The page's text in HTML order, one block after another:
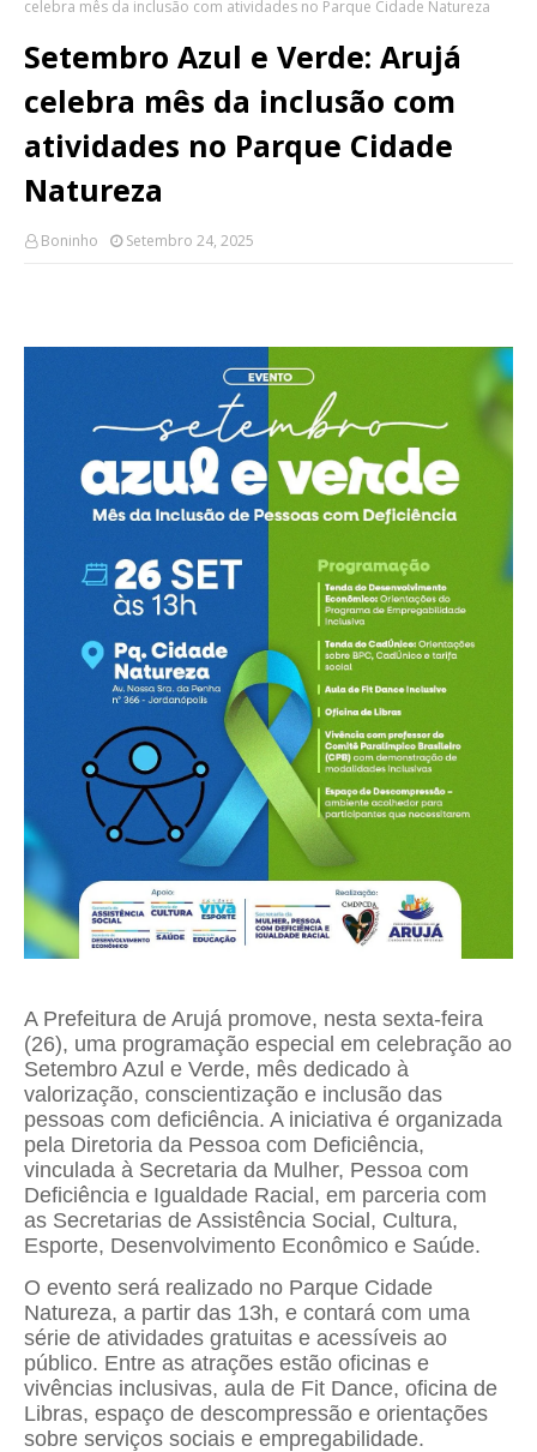
celebra mês da inclusão com atividades no Parque Cidade Natureza
Setembro Azul e Verde: Arujá
celebra mês da inclusão com
atividades no Parque Cidade
Natureza
Boninho Setembro 24, 2025
A Prefeitura de Arujá promove, nesta sexta-feira
(26), uma programação especial em celebração ao
Setembro Azul e Verde, mês dedicado à
valorização, conscientização e inclusão das
pessoas com deficiência. A iniciativa é organizada
pela Diretoria da Pessoa com Deficiência,
vinculada à Secretaria da Mulher, Pessoa com
Deficiência e Igualdade Racial, em parceria com
as Secretarias de Assistência Social, Cultura,
Esporte, Desenvolvimento Econômico e Saúde.
O evento será realizado no Parque Cidade
Natureza, a partir das 13h, e contará com uma
série de atividades gratuitas e acessíveis ao
público. Entre as atrações estão oficinas e
vivências inclusivas, aula de Fit Dance, oficina de
Libras, espaço de descompressão e orientações
sobre serviços sociais e empregabilidade.